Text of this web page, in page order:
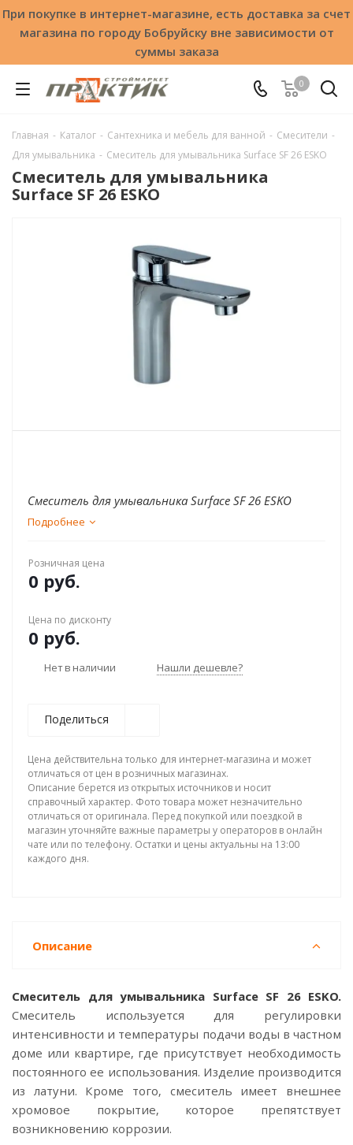
При покупке в интернет-магазине, есть доставка за счет
магазина по городу Бобруйску вне зависимости от
суммы заказа
0
Главная - Каталог - Сантехника и мебель для ванной - Смесители -
Для умывальника - Смеситель для умывальника Surface SF 26 ESKO
Смеситель для умывальника
Surface SF 26 ESKO
Смеситель для умывальника Surface SF 26 ESKO
Подробнее
Розничная цена
0 руб.
Цена по дисконту
0 руб.
Нет в наличии Нашли дешевле?
Поделиться
Цена действительна только для интернет-магазина и может
отличаться от цен в розничных магазинах.
Описание берется из открытых источников и носит
справочный характер. Фото товара может незначительно
отличаться от оригинала. Перед покупкой или поездкой в
магазин уточняйте важные параметры у операторов в онлайн
чате или по телефону. Остатки и цены актуальны на 13:00
каждого дня.
Описание
Смеситель для умывальника Surface SF 26 ESKO.
Смеситель используется для регулировки
интенсивности и температуры подачи воды в частном
доме или квартире, где присутствует необходимость
постоянного ее использования. Изделие производится
из латуни. Кроме того, смеситель имеет внешнее
хромовое покрытие, которое препятствует
возникновению коррозии.